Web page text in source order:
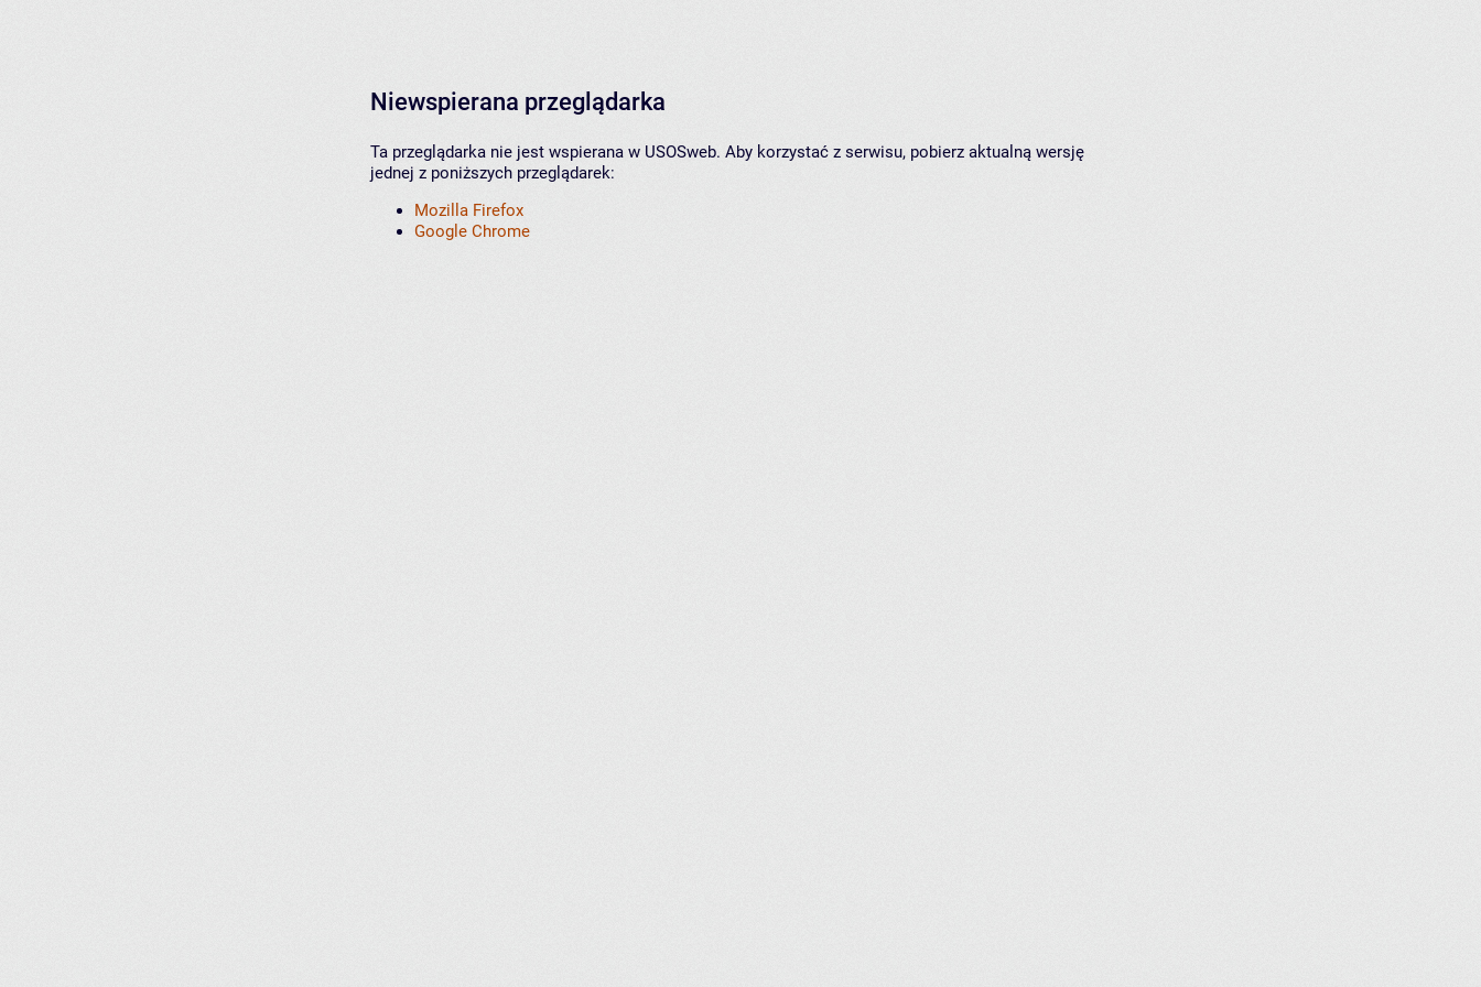
Niewspierana przeglądarka
Ta przeglądarka nie jest wspierana w USOSweb. Aby korzystać z serwisu, pobierz aktualną wersję
jednej z poniższych przeglądarek:
Mozilla Firefox
Google Chrome